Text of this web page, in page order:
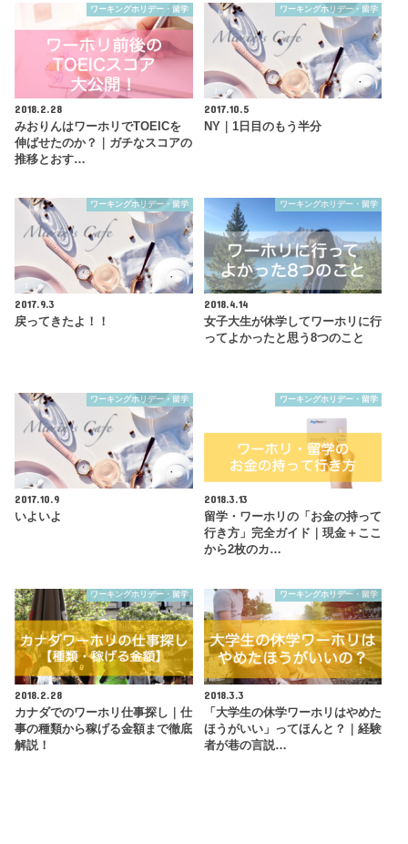
ワーキングホリデー・留学
2018.2.28
みおりんはワーホリでTOEICを
伸ばせたのか？｜ガチなスコアの
推移とおす…
ワーキングホリデー・留学
2017.10.5
NY｜1日目のもう半分
ワーキングホリデー・留学
2017.9.3
戻ってきたよ！！
ワーキングホリデー・留学
2018.4.14
女子大生が休学してワーホリに行
ってよかったと思う8つのこと
ワーキングホリデー・留学
2017.10.9
いよいよ
ワーキングホリデー・留学
2018.3.13
留学・ワーホリの「お金の持って
行き方」完全ガイド｜現金＋ここ
から2枚のカ…
ワーキングホリデー・留学
2018.2.28
カナダでのワーホリ仕事探し｜仕
事の種類から稼げる金額まで徹底
解説！
ワーキングホリデー・留学
2018.3.3
「大学生の休学ワーホリはやめた
ほうがいい」ってほんと？｜経験
者が巷の言説…